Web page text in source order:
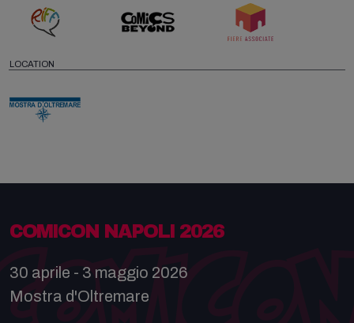
LOCATION
COMICON NAPOLI 2026
30 aprile - 3 maggio 2026
Mostra d'Oltremare